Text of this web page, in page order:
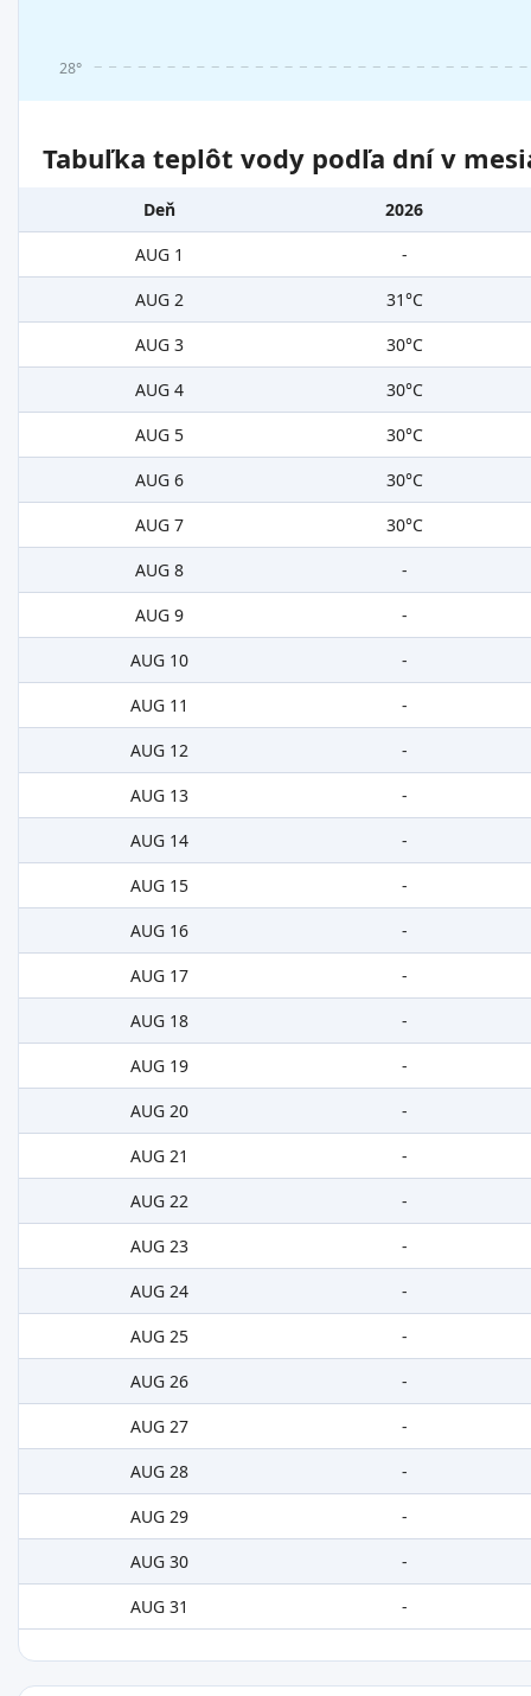
28°
Tabuľka teplôt vody podľa dní v
Deň
2026
AUG 1
-
AUG 2
31°C
AUG 3
30°C
AUG 4
30°C
AUG 5
30°C
AUG 6
30°C
AUG 7
30°C
AUG 8
-
AUG 9
-
AUG 10
-
AUG 11
-
AUG 12
-
AUG 13
-
AUG 14
-
AUG 15
-
AUG 16
-
AUG 17
-
AUG 18
-
AUG 19
-
AUG 20
-
AUG 21
-
AUG 22
-
AUG 23
-
AUG 24
-
AUG 25
-
AUG 26
-
AUG 27
-
AUG 28
-
AUG 29
-
AUG 30
-
AUG 31
-